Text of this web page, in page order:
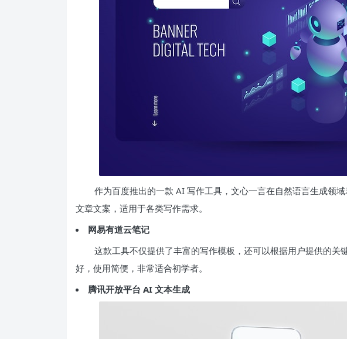
作为百度推出的一款 AI 写作工具，文心一言在自然语言生成领
文章文案，适用于各类写作需求。
网易有道云笔记
这款工具不仅提供了丰富的写作模板，还可以根据用户提供的关
好，使用简便，非常适合初学者。
腾讯开放平台 AI 文本生成